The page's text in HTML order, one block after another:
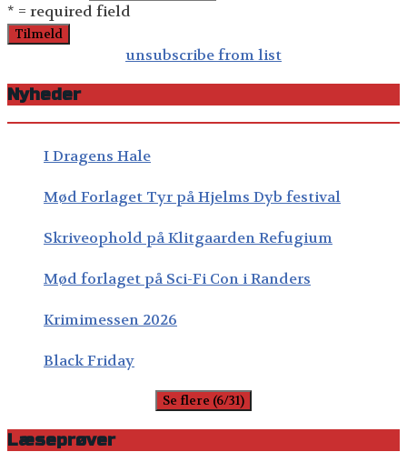
* = required field
unsubscribe from list
Nyheder
I Dragens Hale
Mød Forlaget Tyr på Hjelms Dyb festival
Skriveophold på Klitgaarden Refugium
Mød forlaget på Sci-Fi Con i Randers
Krimimessen 2026
Black Friday
Se flere (6/31)
Læseprøver